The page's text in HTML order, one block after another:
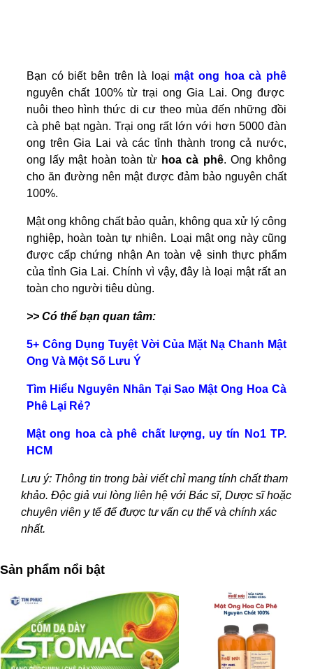
Bạn có biết bên trên là loại mật ong hoa cà phê
nguyên chất 100% từ trại ong Gia Lai. Ong được
nuôi theo hình thức di cư theo mùa đến những đồi
cà phê bạt ngàn. Trại ong rất lớn với hơn 5000 đàn
ong trên Gia Lai và các tỉnh thành trong cả nước,
ong lấy mật hoàn toàn từ hoa cà phê. Ong không
cho ăn đường nên mật được đảm bảo nguyên chất
100%.
Mật ong không chất bảo quản, không qua xử lý công
nghiệp, hoàn toàn tự nhiên. Loại mật ong này cũng
được cấp chứng nhận An toàn vệ sinh thực phẩm
của tỉnh Gia Lai. Chính vì vậy, đây là loại mật rất an
toàn cho người tiêu dùng.
>> Có thể bạn quan tâm:
5+ Công Dụng Tuyệt Vời Của Mặt Nạ Chanh Mật
Ong Và Một Số Lưu Ý
Tìm Hiểu Nguyên Nhân Tại Sao Mật Ong Hoa Cà
Phê Lại Rẻ?
Mật ong hoa cà phê chất lượng, uy tín No1 TP.
HCM
Lưu ý: Thông tin trong bài viết chỉ mang tính chất tham
khảo. Độc giả vui lòng liên hệ với Bác sĩ, Dược sĩ hoặc
chuyên viên y tế để được tư vấn cụ thể và chính xác
nhất.
Sản phẩm nổi bật